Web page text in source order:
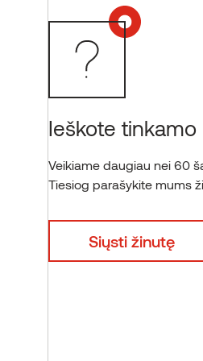
Ieškote
Veikiame daugiau nei 60
Tiesiog parašykite mums
Siųsti žinutę